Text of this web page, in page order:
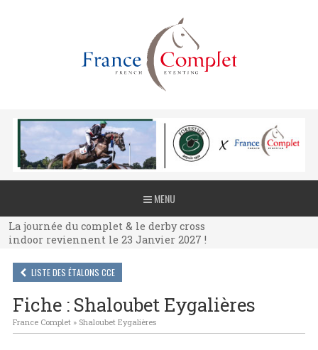
MENU
La journée du complet & le derby cross
indoor reviennent le 23 Janvier 2027 !
La journée du complet & le derby cross
indoor reviennent le 23 Janvier 2027 !
indoor reviennent le 23 Janvier 2027 !
LISTE DES ÉTALONS CCE
Fiche : Shaloubet Eygalières
France Complet» Shaloubet Eygalières